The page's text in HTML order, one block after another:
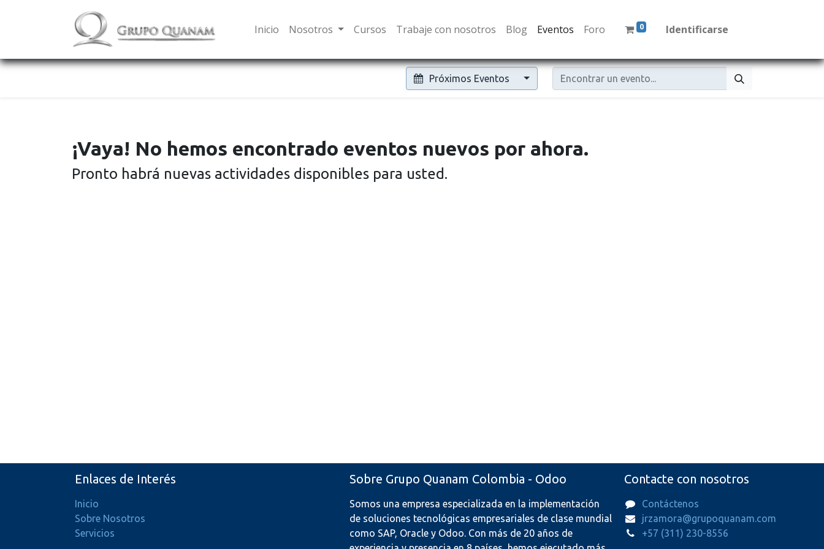
Inicio Nosotros Cursos Trabaje con nosotros Blog Eventos Foro 0 Identificarse
Próximos Eventos
¡Vaya! No hemos encontrado eventos nuevos por ahora.
Pronto habrá nuevas actividades disponibles para usted.
Enlaces de Interés
Inicio
Sobre Nosotros
Servicios
Contacte con nosotros
Contáctenos
jrzamora@grupoquanam.com
+57 (311) 230-8556
Sobre Grupo Quanam Colombia - Odoo
Somos una empresa especializada en la implementación
de soluciones tecnológicas empresariales de clase mundial
como SAP, Oracle y Odoo. Con más de 20 años de